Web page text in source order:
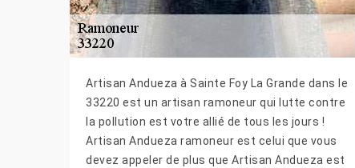
Artisan Andueza à Sainte Foy La Grande dans le
33220 est un artisan ramoneur qui lutte contre
la pollution est votre allié de tous les jours !
Artisan Andueza ramoneur est celui que vous
devez appeler de plus que Artisan Andueza est